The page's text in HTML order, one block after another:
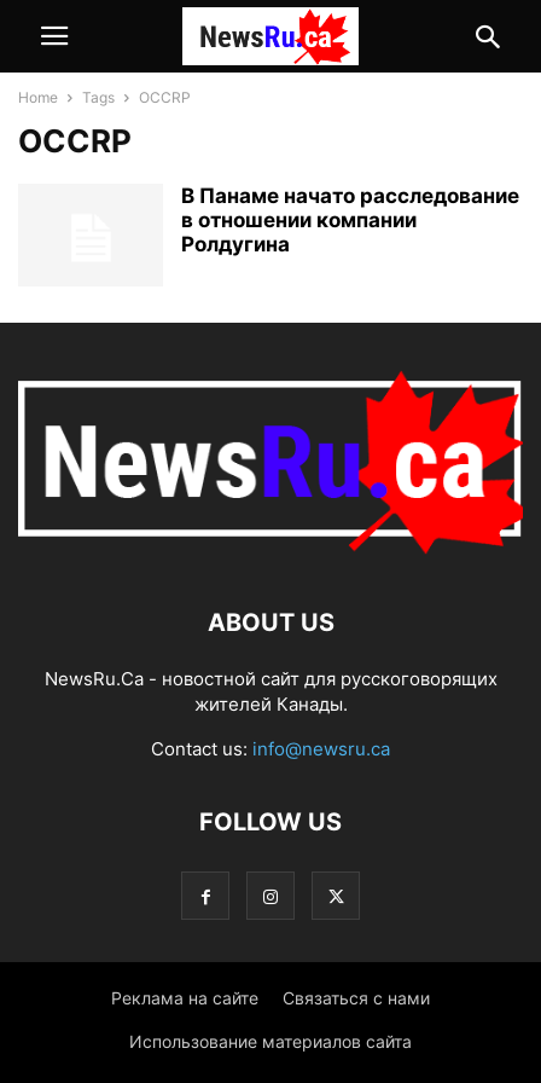
Home Tags OCCRP
OCCRP
В Панаме начато расследование
в отношении компании
Ролдугина
ABOUT US
NewsRu.Ca - новостной сайт для русскоговорящих
жителей Канады.
Contact us: info@newsru.ca
FOLLOW US
Реклама на сайте Связаться с нами
Использование материалов сайта